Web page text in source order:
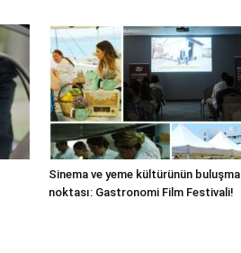
Sinema ve yeme kültürünün buluşma
noktası: Gastronomi Film Festivali!